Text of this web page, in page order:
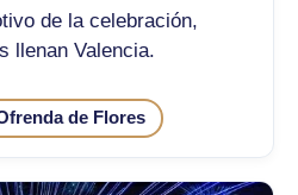
de la celebración,
llenan Valencia.
de Flores